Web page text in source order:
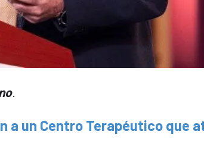
.
a un Centro Terapéutico que